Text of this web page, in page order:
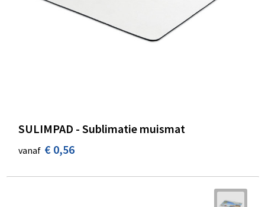
SULIMPAD - Sublimatie muismat
vanaf € 0,56